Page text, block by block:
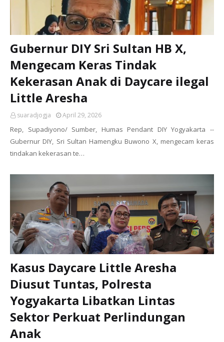
Gubernur DIY Sri Sultan HB X,
Mengecam Keras Tindak
Kekerasan Anak di Daycare ilegal
Little Aresha
suaradjogja April 29, 2026
Rep, Supadiyono/ Sumber, Humas Pendant DIY Yogyakarta --
Gubernur DIY, Sri Sultan Hamengku Buwono X, mengecam keras
tindakan kekerasan te…
Kasus Daycare Little Aresha
Diusut Tuntas, Polresta
Yogyakarta Libatkan Lintas
Sektor Perkuat Perlindungan
Anak